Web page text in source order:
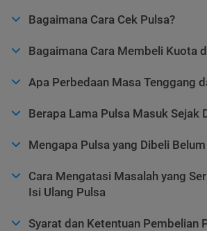
Bagaimana Cara Cek Pulsa?
Bagaimana Cara Membeli Kuota
Apa Perbedaan Masa Tenggang
Berapa Lama Pulsa Masuk Sejak
Mengapa Pulsa yang Dibeli
Cara Mengatasi Masalah yang
Isi Ulang Pulsa
Syarat dan Ketentuan Pembelian